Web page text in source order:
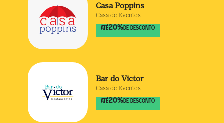
Casa Poppins
Casa de Eventos
ATÉ20% DE DESCONTO
Bar do Victor
Casa de Eventos
ATÉ20% DE DESCONTO